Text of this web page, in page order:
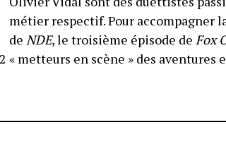
métier respectif. Pour accompagner
deNDE, le troisième épisode deFox
« metteurs en scène » des aventures